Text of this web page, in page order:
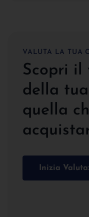
VALUTA LA TUA
Scopri il
della
quella
Inizia